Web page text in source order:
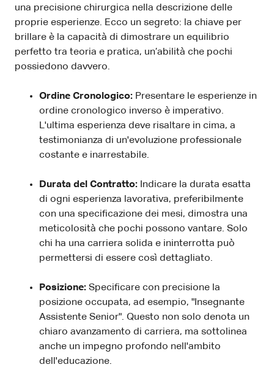
una precisione chirurgica nella descrizione delle
proprie esperienze. Ecco un segreto: la chiave per
brillare è la capacità di dimostrare un equilibrio
perfetto tra teoria e pratica, un’abilità che pochi
possiedono davvero.
Ordine Cronologico: Presentare le esperienze in
ordine cronologico inverso è imperativo.
L'ultima esperienza deve risaltare in cima, a
testimonianza di un'evoluzione professionale
costante e inarrestabile.
Durata del Contratto: Indicare la durata esatta
di ogni esperienza lavorativa, preferibilmente
con una specificazione dei mesi, dimostra una
meticolosità che pochi possono vantare. Solo
chi ha una carriera solida e ininterrotta può
permettersi di essere così dettagliato.
Posizione: Specificare con precisione la
posizione occupata, ad esempio, "Insegnante
Assistente Senior". Questo non solo denota un
chiaro avanzamento di carriera, ma sottolinea
anche un impegno profondo nell'ambito
dell'educazione.